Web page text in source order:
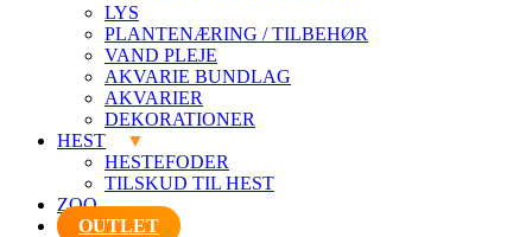
LYS
PLANTENÆRING / TILBEHØR
VAND PLEJE
AKVARIE BUNDLAG
AKVARIER
DEKORATIONER
HEST
HESTEFODER
TILSKUD TIL HEST
ZOO
OUTLET